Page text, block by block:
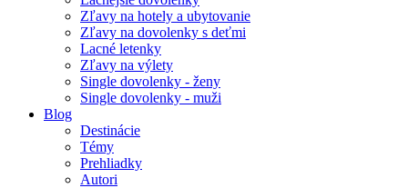
Zľavy na hotely a ubytovanie
Zľavy na dovolenky s deťmi
Lacné letenky
Zľavy na výlety
Single dovolenky - ženy
Single dovolenky - muži
Blog
Destinácie
Témy
Prehliadky
Autori